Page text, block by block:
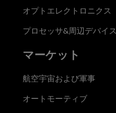
オプトエレクトロニクス
プロセッサ&周辺デバイス
マーケット
航空宇宙および軍事
オートモーティブ